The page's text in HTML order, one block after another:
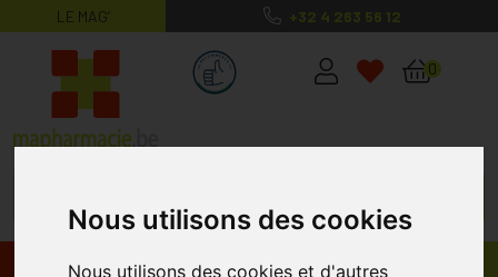
Nous utilisons des cookies
Nous utilisons des cookies et d'autres
LE MAG’ +32 4 263 56 12
MaPharmacie.be ma santé, mes
0
Promos Produits